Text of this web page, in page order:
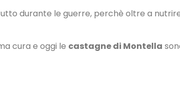
durante le guerre, perchè oltre a
cura e oggi le castagne di Montella